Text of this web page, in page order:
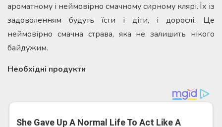
ароматному і неймовірно смачному сирному клярі. Їх із
задоволенням будуть їсти і діти, і дорослі. Це
неймовірно смачна страва, яка не залишить нікого
байдужим.
Необхідні продукти